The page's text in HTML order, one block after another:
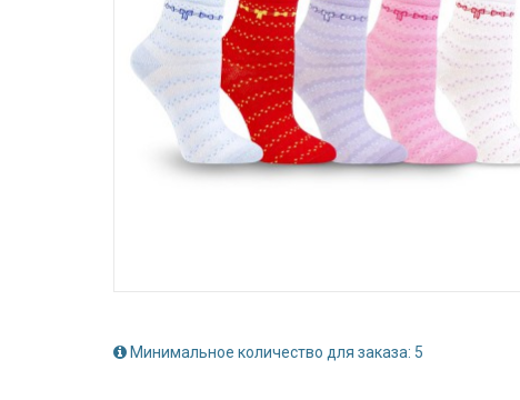
Минимальное количество для заказа: 5